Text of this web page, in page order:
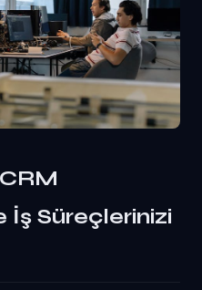
İş Süreçlerinizi